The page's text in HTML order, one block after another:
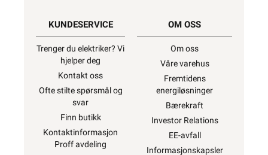
KUNDESERVICE
Trenger du elektriker? Vi
hjelper deg
Kontakt oss
Ofte stilte spørsmål og
svar
Finn butikk
Kontaktinformasjon
Proff avdeling
OM OSS
Om oss
Våre varehus
Fremtidens
energiløsninger
Bærekraft
Investor Relations
EE-avfall
Informasjonskapsler